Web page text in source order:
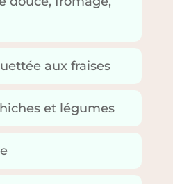
aux fraises
et légumes